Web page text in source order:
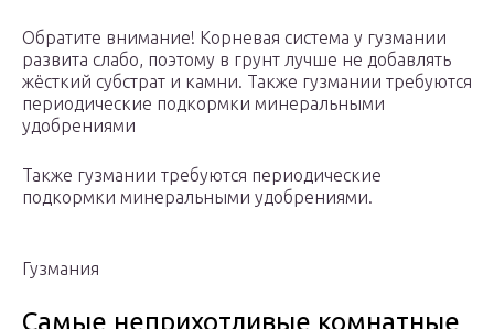
Обратите внимание! Корневая система у гузмании
развита слабо, поэтому в грунт лучше не добавлять
жёсткий субстрат и камни. Также гузмании требуются
периодические подкормки минеральными
удобрениями
Также гузмании требуются периодические
подкормки минеральными удобрениями.
Гузмания
Самые неприхотливые комнатные